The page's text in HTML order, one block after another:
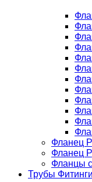
Фланец
Фланец
Фланцы
Трубы